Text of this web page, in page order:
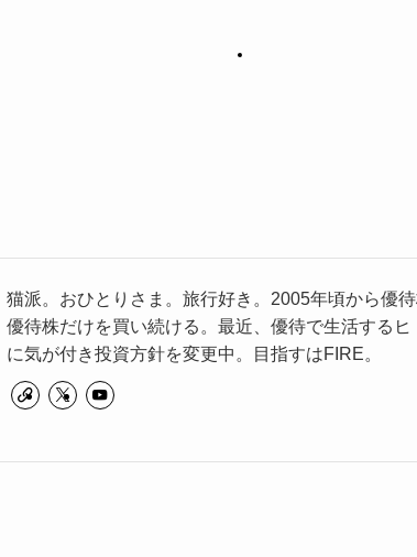
猫派。おひとりさま。旅行好き。2005年頃から優
優待株だけを買い続ける。最近、優待で生活する
に気が付き投資方針を変更中。目指すはFIRE。